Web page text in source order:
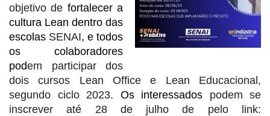
objetivo de fortalecer a
cultura Lean dentro das
escolas SENAI, e todos
os colaboradores
podem participar dos
dois cursos Lean Office e Lean Educacional,
segundo ciclo 2023. Os interessados podem se
inscrever até 28 de julho de pelo link: